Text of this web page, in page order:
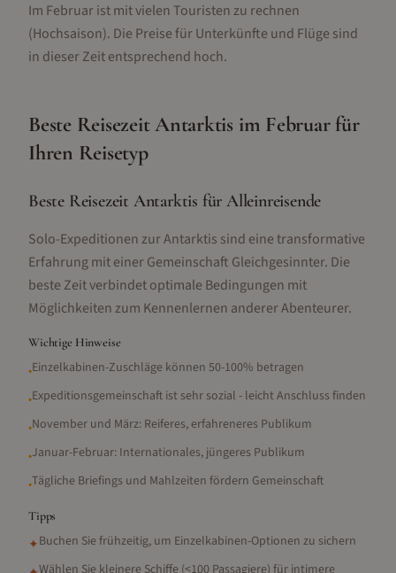
Im Februar ist mit vielen Touristen zu rechnen
(Hochsaison). Die Preise für Unterkünfte und Flüge sind
in dieser Zeit entsprechend hoch.
Beste ReisezeitAntarktis im Februarfür
Ihren Reisetyp
Beste Reisezeit Antarktis für Alleinreisende
Solo-Expeditionen zur Antarktis sind eine transformative
Erfahrung mit einer Gemeinschaft Gleichgesinnter. Die
beste Zeit verbindet optimale Bedingungen mit
Möglichkeiten zum Kennenlernen anderer Abenteurer.
Wichtige Hinweise
•Einzelkabinen-Zuschläge können 50-100% betragen
•Expeditionsgemeinschaft ist sehr sozial - leicht Anschluss finden
•November und März: Reiferes, erfahreneres Publikum
•Januar-Februar: Internationales, jüngeres Publikum
•Tägliche Briefings und Mahlzeiten fördern Gemeinschaft
Tipps
✦Buchen Sie frühzeitig, um Einzelkabinen-Optionen zu sichern
Wählen Sie kleinere Schiffe (<100 Passagiere) für intimere